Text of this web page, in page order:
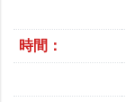
時間：